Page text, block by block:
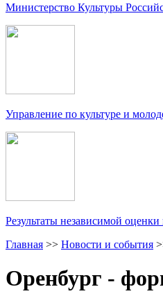
Министерство Культуры
Управление по культуре и
Результаты независимой оценки
Главная >> Новости и события
Оренбург -